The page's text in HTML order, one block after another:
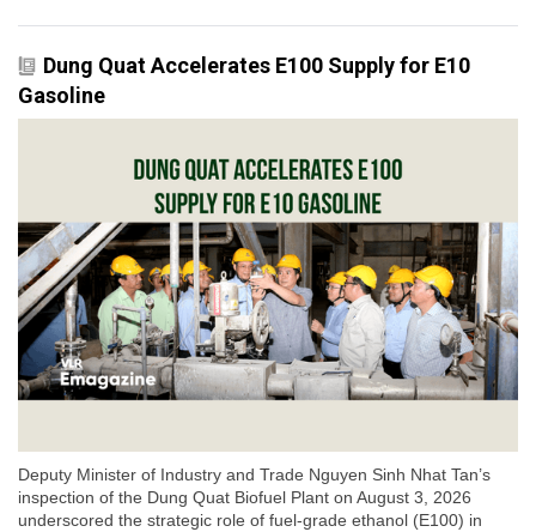
Dung Quat Accelerates E100 Supply for E10
Gasoline
Deputy Minister of Industry and Trade Nguyen Sinh Nhat Tan’s
inspection of the Dung Quat Biofuel Plant on August 3, 2026
underscored the strategic role of fuel-grade ethanol (E100) in